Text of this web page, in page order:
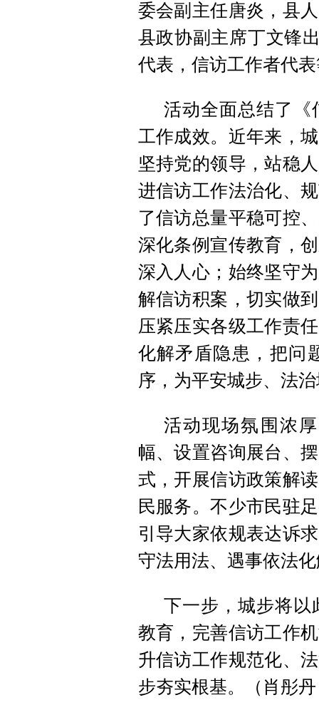
委会副主任唐炎，县
县政协副主席丁文锋
代表，信访工作者代
活动全面总结了《
工作成效。近年来，
坚持党的领导，站稳
进信访工作法治化、
了信访总量平稳可控
深化条例宣传教育，
深入人心；始终坚守
解信访积案，切实做
压紧压实各级工作责
化解矛盾隐患，把问
序，为平安城步、法
活动现场氛围浓
幅、设置咨询展台、
式，开展信访政策解
民服务。不少市民驻
引导大家依规表达诉
守法用法、遇事依法
下一步，城步将以
教育，完善信访工作
升信访工作规范化、
步夯实根基。（肖彤